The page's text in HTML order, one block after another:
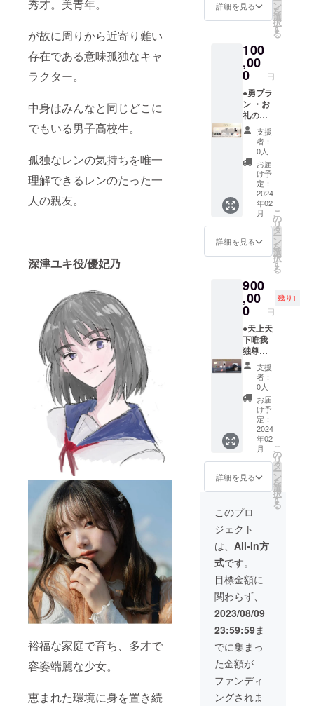
秀才。美青年。
が故に周りから近寄り難い
存在である意味孤独なキャ
ラクター。
中身はみんなと同じどこに
でもいる男子高校生。
孤独なレンの気持ちを唯一
理解できるレンのたった一
人の親友。
深津ユキ役/優妃乃
裕福な家庭で育ち、多才で
容姿端麗な少女。
恵まれた環境に身を置き続
で、予
い。）
・ミニ
ポス
ター ・
ステッ
カー(三
種類) ・
オリジ
ナルT
シャツ
(Lサイ
ズ) ・完
成DVD
・怪獣
「レ
ン」頭
部フィ
ギュア
考欄に
ご希望
のお名
（ニッ
クネー
ム可）
をご記
入くだ
さい。
第三者
を特定
する名
前や公
序良俗
に反す
るお名
前は掲
載いた
しかね
ますの
で、予
めご了
承くだ
い。）
・ミニ
怪獣
詳細を見る ン
を
選
択
す
る
100
,00
0 円
●勇プラ
ン ・お
礼の
メール
・エン
ドロー
ルクレ
ジット
(大)
（ご支
援時、
必ず備
考欄に
ご希望
のお名
前
クネー
ム可）
をご記
入くだ
さい。
第三者
を特定
する名
前や公
序良俗
に反す
るお名
前は掲
載いた
しかね
ますの
で、予
めご了
承くだ
さ
い。）
・ミニ
ポス
ター ・
ステッ
カー(三
種類) ・
オリジ
ナルT
シャツ
(Lサイ
ズ) ・完
成DVD
・怪獣
「レ
ン」頭
部フィ
ギュア
支援
者：
0人
お届
け予
定：
2024
年02
月
詳細を見る
こ
の
リ
タ
ー
ン
を
選
択
す
る
900
,00
0 円
残り1
●天上天
下唯我
独尊プ
ラン ・
お礼の
メール
・エン
ドロー
ルクレ
ジット
(特大)
（ご
支援
時、必
ず備考
欄にご
希望の
お名前
（ニッ
クネー
ム可）
をご記
入くだ
さい。
第三者
を特定
する名
前や公
序良俗
に反す
るお名
前は掲
載いた
しかね
支援
者：
0人
お届
け予
定：
2024
年02
月
詳細を見る
こ
の
リ
タ
ー
ン
を
選
択
す
る
このプロ
ジェクト
は、 All-In方
式です。
目標金額に
関わらず、
2023/08/09
23:59:59ま
でに集まっ
た金額が
ファンディ
ングされま